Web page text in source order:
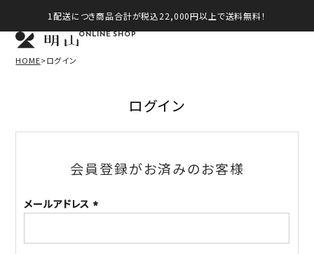
1配送につき商品合計が税込22,000円以上で送料無料！
ONLINE SHOP
HOME ログイン
ログイン
会員登録がお済みのお客様
メールアドレス
須)